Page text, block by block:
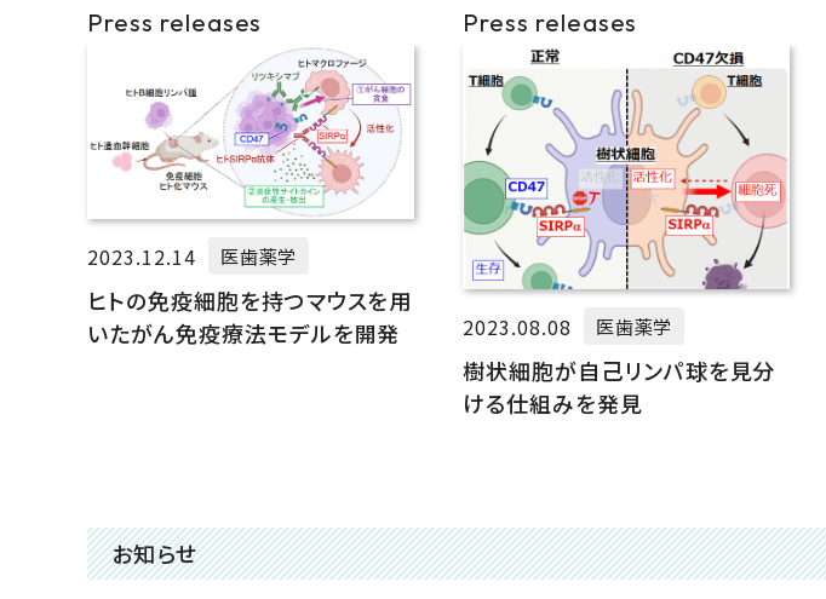
Press releases
2023.12.14 医歯薬学
ヒトの免疫細胞を持つマウスを用
いたがん免疫療法モデルを開発
Press releases
2023.08.08 医歯薬学
樹状細胞が自己リンパ球を見分
ける仕組みを発見
お知らせ